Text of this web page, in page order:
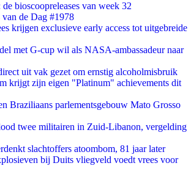
bioscoopreleases van week 32
van de Dag #1978
krijgen exclusieve early access tot uitgebreide
met G-cup wil als NASA-ambassadeur naar
uit vak gezet om ernstig alcoholmisbruik
krijgt zijn eigen "Platinum" achievements dit
Braziliaans parlementsgebouw Mato Grosso
twee militairen in Zuid-Libanon, vergelding
slachtoffers atoombom, 81 jaar later
bij Duits vliegveld voedt vrees voor